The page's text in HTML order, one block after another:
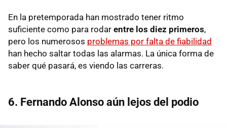
En la pretemporada han mostrado tener ritmo
suficiente como para rodar entre los diez primeros,
pero los numerosos problemas por falta de fiabilidad
han hecho saltar todas las alarmas. La única forma de
saber qué pasará, es viendo las carreras.
6. Fernando Alonso aún lejos del podio